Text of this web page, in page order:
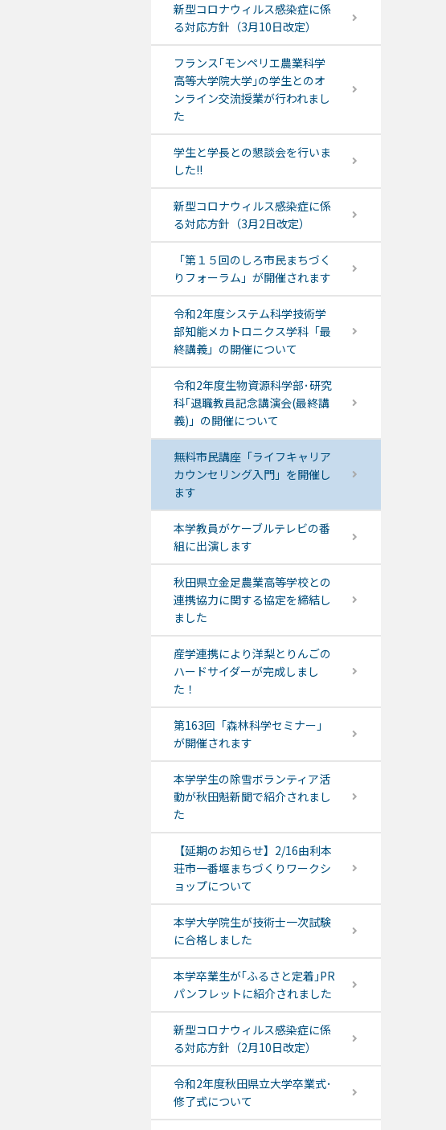
新型コロナウィルス感染症に係
る対応方針（3月10日改定）
フランス｢モンペリエ農業科学
高等大学院大学｣の学生とのオ
ンライン交流授業が行われまし
た
学生と学長との懇談会を行いま
した!!
新型コロナウィルス感染症に係
る対応方針（3月2日改定）
「第１５回のしろ市民まちづく
りフォーラム」が開催されます
令和2年度システム科学技術学
部知能メカトロニクス学科「最
終講義」の開催について
令和2年度生物資源科学部･研究
科｢退職教員記念講演会(最終講
義)」の開催について
無料市民講座「ライフキャリア
カウンセリング入門」を開催し
ます
本学教員がケーブルテレビの番
組に出演します
秋田県立金足農業高等学校との
連携協力に関する協定を締結し
ました
産学連携により洋梨とりんごの
ハードサイダーが完成しまし
た！
第163回「森林科学セミナー」
が開催されます
本学学生の除雪ボランティア活
動が秋田魁新聞で紹介されまし
た
【延期のお知らせ】2/16由利本
荘市一番堰まちづくりワークシ
ョップについて
本学大学院生が技術士一次試験
に合格しました
本学卒業生が｢ふるさと定着｣PR
パンフレットに紹介されました
新型コロナウィルス感染症に係
る対応方針（2月10日改定）
令和2年度秋田県立大学卒業式･
修了式について